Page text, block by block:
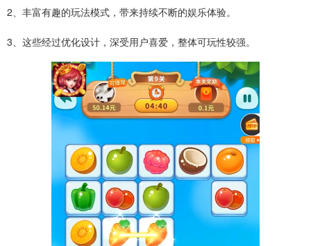
2、丰富有趣的玩法模式，带来持续不断的娱乐体验。
3、这些经过优化设计，深受用户喜爱，整体可玩性较强。